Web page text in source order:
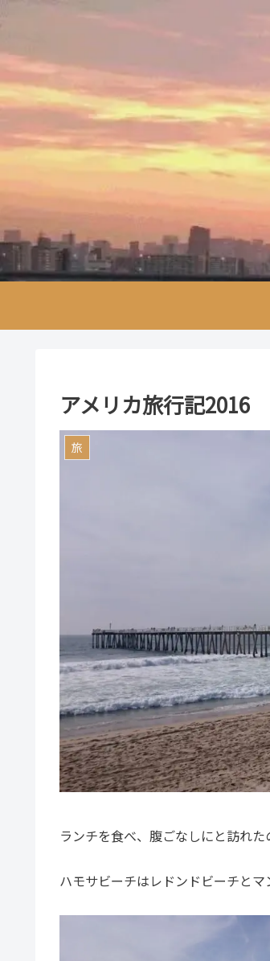
アメリカ旅行記2016
旅
ランチを食べ、腹ごなしにと訪れた
ハモサビーチはレドンドビーチと